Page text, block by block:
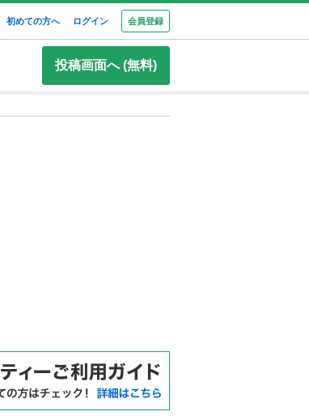
初めての方へ ログイン 会員登録
投稿画面へ (無料)